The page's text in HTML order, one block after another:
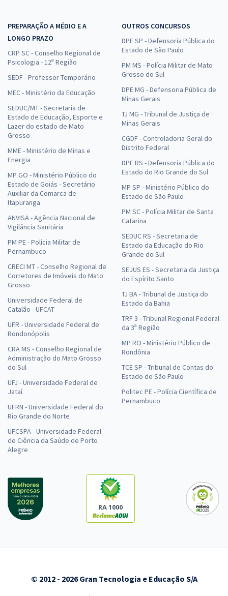
PREPARAÇÃO A MÉDIO E A
LONGO PRAZO
CRP SC - Conselho Regional de
Psicologia - 12ª Região
SEDF - Professor Temporário
MEC - Ministério da Educação
SEDUC/MT - Secretaria de
Estado de Educação, Esporte e
Lazer do estado de Mato
Grosso
MME - Ministério de Minas e
Energia
MP GO - Ministério Público do
Estado de Goiás - Secretário
Auxiliar da Comarca de
Itapuranga
ANVISA - Agência Nacional de
Vigilância Sanitária
PM PE - Polícia Militar de
Pernambuco
CRECI MT - Conselho Regional de
Corretores de Imóveis do Mato
Grosso
Universidade Federal de
Catalão - UFCAT
UFR - Universidade Federal de
Rondonópolis
CRA MS - Conselho Regional de
Administração do Mato Grosso
do Sul
UFJ - Universidade Federal de
Jataí
UFRN - Universidade Federal do
Rio Grande do Norte
UFCSPA - Universidade Federal
de Ciência da Saúde de Porto
Alegre
OUTROS CONCURSOS
DPE SP - Defensoria Pública do
Estado de São Paulo
PM MS - Polícia Militar de Mato
Grosso do Sul
DPE MG - Defensoria Pública de
Minas Gerais
TJ MG - Tribunal de Justiça de
Minas Gerais
CGDF - Controladoria Geral do
Distrito Federal
DPE RS - Defensoria Pública do
Estado do Rio Grande do Sul
MP SP - Ministério Público do
Estado de São Paulo
PM SC - Polícia Militar de Santa
Catarina
SEDUC RS - Secretaria de
Estado da Educação do Rio
Grande do Sul
SEJUS ES - Secretaria da Justiça
do Espírito Santo
TJ BA - Tribunal de Justiça do
Estado da Bahia
TRF 3 - Tribunal Regional Federal
da 3ª Região
MP RO - Ministério Público de
Rondônia
TCE SP - Tribunal de Contas do
Estado de São Paulo
Politec PE - Polícia Científica de
Pernambuco
RA 1000
© 2012 - 2026 Gran Tecnologia e Educação S/A